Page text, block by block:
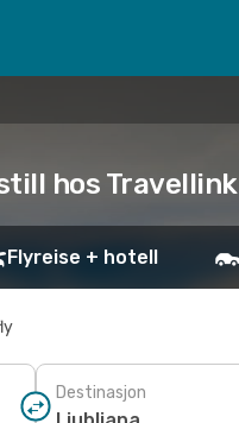
hos Travellink
Flyreise + hotell
Destinasjon